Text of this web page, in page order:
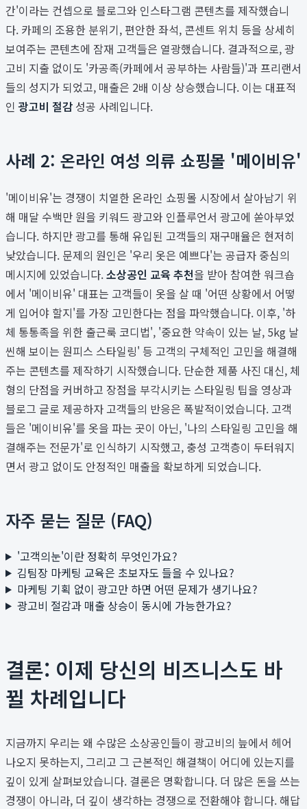
간'이라는 컨셉으로 블로그와 인스타그램 콘텐츠를 제작했습니
다. 카페의 조용한 분위기, 편안한 좌석, 콘센트 위치 등을 상세히
보여주는 콘텐츠에 잠재 고객들은 열광했습니다. 결과적으로, 광
고비 지출 없이도 '카공족(카페에서 공부하는 사람들)'과 프리랜서
들의 성지가 되었고, 매출은 2배 이상 상승했습니다. 이는 대표적
인광고비 절감 성공 사례입니다.
사례 2: 온라인 여성 의류 쇼핑몰 '메이비유'
'메이비유'는 경쟁이 치열한 온라인 쇼핑몰 시장에서 살아남기 위
해 매달 수백만 원을 키워드 광고와 인플루언서 광고에 쏟아부었
습니다. 하지만 광고를 통해 유입된 고객들의 재구매율은 현저히
낮았습니다. 문제의 원인은 '우리 옷은 예쁘다'는 공급자 중심의
메시지에 있었습니다.소상공인 교육 추천을 받아 참여한 워크숍
에서 '메이비유' 대표는 고객들이 옷을 살 때 '어떤 상황에서 어떻
게 입어야 할지'를 가장 고민한다는 점을 파악했습니다. 이후, '하
체 통통족을 위한 출근룩 코디법', '중요한 약속이 있는 날, 5kg 날
씬해 보이는 원피스 스타일링' 등 고객의 구체적인 고민을 해결해
주는 콘텐츠를 제작하기 시작했습니다. 단순한 제품 사진 대신, 체
형의 단점을 커버하고 장점을 부각시키는 스타일링 팁을 영상과
블로그 글로 제공하자 고객들의 반응은 폭발적이었습니다. 고객
들은 '메이비유'를 옷을 파는 곳이 아닌, '나의 스타일링 고민을 해
결해주는 전문가'로 인식하기 시작했고, 충성 고객층이 두터워지
면서 광고 없이도 안정적인 매출을 확보하게 되었습니다.
자주 묻는 질문 (FAQ)
'고객의눈'이란 정확히 무엇인가요?
김팀장 마케팅 교육은 초보자도 들을 수 있나요?
마케팅 기획 없이 광고만 하면 어떤 문제가 생기나요?
광고비 절감과 매출 상승이 동시에 가능한가요?
결론: 이제 당신의 비즈니스도 바
뀔 차례입니다
지금까지 우리는 왜 수많은 소상공인들이 광고비의 늪에서 헤어
나오지 못하는지, 그리고 그 근본적인 해결책이 어디에 있는지를
깊이 있게 살펴보았습니다. 결론은 명확합니다. 더 많은 돈을 쓰는
경쟁이 아니라, 더 깊이 생각하는 경쟁으로 전환해야 합니다. 해답